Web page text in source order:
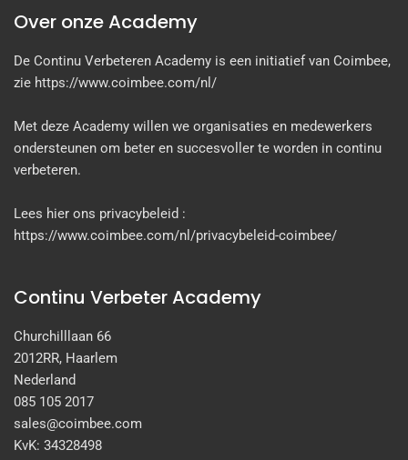
Over onze Academy
De Continu Verbeteren Academy is een initiatief van Coimbee,
zie https://www.coimbee.com/nl/
Met deze Academy willen we organisaties en medewerkers
ondersteunen om beter en succesvoller te worden in continu
verbeteren.
Lees hier ons privacybeleid :
https://www.coimbee.com/nl/privacybeleid-coimbee/
Continu Verbeter Academy
Churchilllaan 66
2012RR, Haarlem
Nederland
085 105 2017
sales@coimbee.com
KvK: 34328498